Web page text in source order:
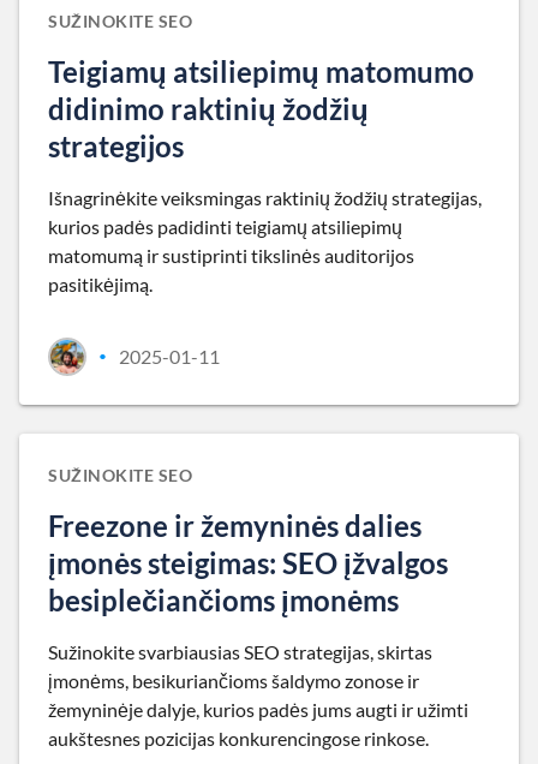
SUŽINOKITE SEO
Teigiamų atsiliepimų matomumo
didinimo raktinių žodžių
strategijos
Išnagrinėkite veiksmingas raktinių žodžių strategijas,
kurios padės padidinti teigiamų atsiliepimų
matomumą ir sustiprinti tikslinės auditorijos
pasitikėjimą.
• 2025-01-11
SUŽINOKITE SEO
Freezone ir žemyninės dalies
įmonės steigimas: SEO įžvalgos
besiplečiančioms įmonėms
Sužinokite svarbiausias SEO strategijas, skirtas
įmonėms, besikuriančioms šaldymo zonose ir
žemyninėje dalyje, kurios padės jums augti ir užimti
aukštesnes pozicijas konkurencingose rinkose.